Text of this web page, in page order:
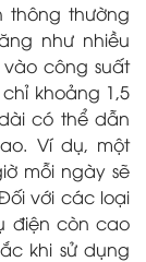
thông thường
như nhiều
công suất
khoảng 1,5
có thể dẫn
Ví dụ, một
mỗi ngày sẽ
với các loại
điện còn cao
khi sử dụng